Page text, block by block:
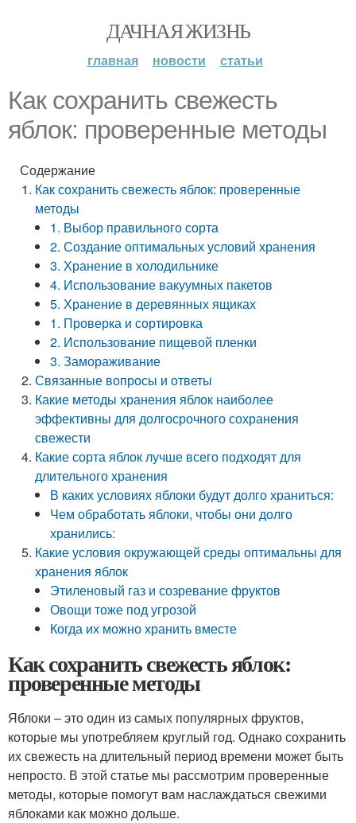
ДАЧНАЯ ЖИЗНЬ
главная новости статьи
Как сохранить свежесть
яблок: проверенные методы
Содержание
Как сохранить свежесть яблок: проверенные
методы
1. Выбор правильного сорта
2. Создание оптимальных условий хранения
3. Хранение в холодильнике
4. Использование вакуумных пакетов
5. Хранение в деревянных ящиках
1. Проверка и сортировка
2. Использование пищевой пленки
3. Замораживание
Связанные вопросы и ответы
Какие методы хранения яблок наиболее
эффективны для долгосрочного сохранения
свежести
Какие сорта яблок лучше всего подходят для
длительного хранения
В каких условиях яблоки будут долго храниться:
Чем обработать яблоки, чтобы они долго
хранились:
Какие условия окружающей среды оптимальны для
хранения яблок
Этиленовый газ и созревание фруктов
Овощи тоже под угрозой
Когда их можно хранить вместе
Как сохранить свежесть яблок:
проверенные методы
Яблоки – это один из самых популярных фруктов,
которые мы употребляем круглый год. Однако сохранить
их свежесть на длительный период времени может быть
непросто. В этой статье мы рассмотрим проверенные
методы, которые помогут вам наслаждаться свежими
яблоками как можно дольше.